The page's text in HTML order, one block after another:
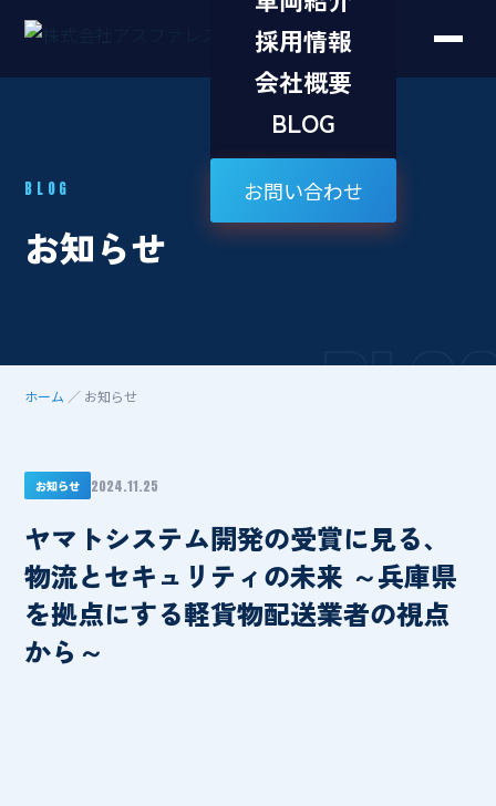
採用情報
会社概要
BLOG
お問い合わせ
BLOG
お知らせ
ホーム ／ お知らせ
お知らせ 2024.11.25
ヤマトシステム開発の受賞に見る、
物流とセキュリティの未来 ～兵庫県
を拠点にする軽貨物配送業者の視点
から～